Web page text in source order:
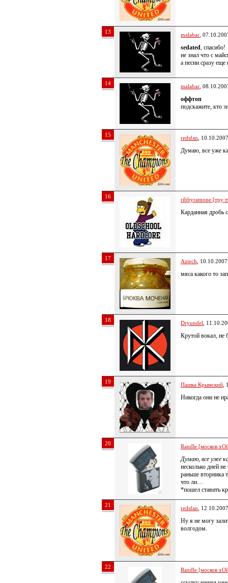
13 malabar ,
sedated, спасибо!
не знал что с
а песни сразу
14 malabar ,
оффтоп
подскажите, кто
15 redsfan ,
Думаю, все уже
16 ribbyramone [тру
Карданная дробь
17 Aztech ,
мяса какого то
18 Dryundel ,
Крутой вокал, не
19 Пашка Крымский
Никогда они не
20 Randle [москов
Думаю, все уже
несколько дней
раньше вторника
что ли…
*пошел ставить
21 redsfan ,
Ну я не могу
волгодом.
22 Randle [москов